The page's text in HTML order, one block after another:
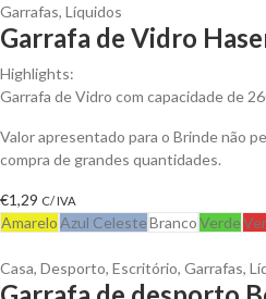
Garrafas, Líquidos
Garrafa de Vidro
Highlights:
Garrafa de Vidro com capacidade de
Valor apresentado para o Brinde não
compra de grandes quantidades.
€1,29 C/ IVA
AmareloAzul CelesteBrancoVerde
Casa, Desporto, Escritório, Garrafas,